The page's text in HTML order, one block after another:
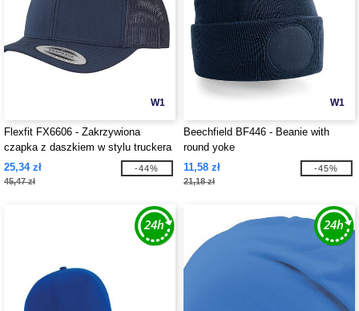
W1
Flexfit FX6606 - Zakrzywiona
czapka z daszkiem w stylu truckera
25,34 zł
45,47 zł
-44%
W1
Beechfield BF446 - Beanie with
round yoke
11,58 zł
21,18 zł
-45%